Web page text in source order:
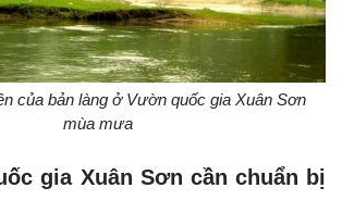
của bản làng ở Vườn quốc gia Xuân Sơn
mùa mưa
gia Xuân Sơn cần chuẩn bị